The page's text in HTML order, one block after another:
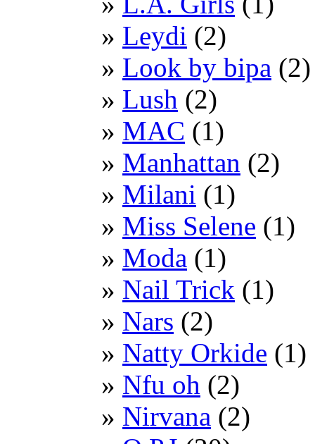
Leydi (2)
Look by bipa (2)
Lush (2)
MAC (1)
Manhattan (2)
Milani (1)
Miss Selene (1)
Moda (1)
Nail Trick (1)
Nars (2)
Natty Orkide (1)
Nfu oh (2)
Nirvana (2)